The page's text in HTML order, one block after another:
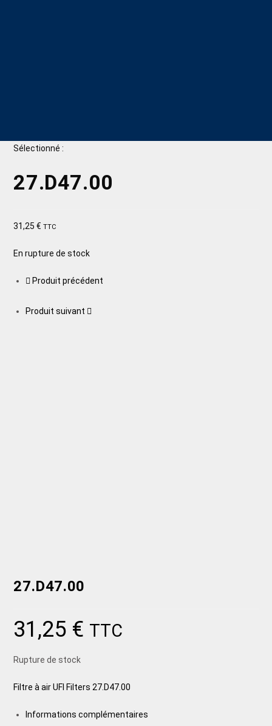
Sélectionné :
27.D47.00
31,25€ TTC
En rupture de stock
Produit précédent
Produit suivant
27.D47.00
31,25 € TTC
Rupture de stock
Filtre à air UFI Filters 27.D47.00
Informations complémentaires